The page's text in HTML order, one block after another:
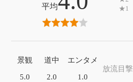
景観
5.0
道中
2.0
エンタメ
1.0
放流目撃